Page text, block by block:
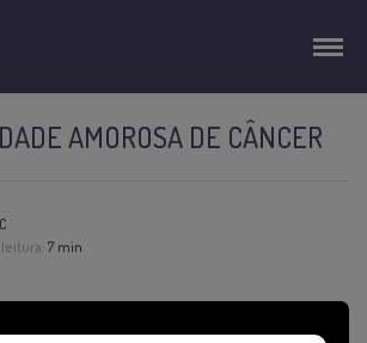
AMOROSA DE CÂNCER
7 min